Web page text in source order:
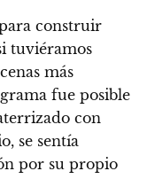
construir
tuviéramos
más
fue posible
con
se sentía
por su propio